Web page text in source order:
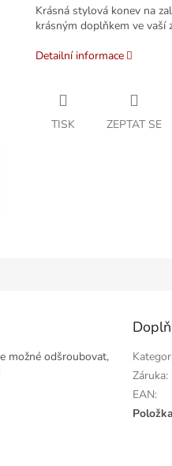
Krásná stylová konev na
krásným doplňkem ve vaší
Detailní informace
TISK ZEPTAT SE
možné odšroubovat,
Záruka:
EAN: